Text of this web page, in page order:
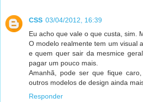
CSS 03/04/2012, 16:39
Eu acho que vale o que custa, sim.
O modelo realmente tem um visual
e quem quer sair da mesmice
pagar um pouco mais.
Amanhã, pode ser que fique
outros modelos de design ainda
Responder